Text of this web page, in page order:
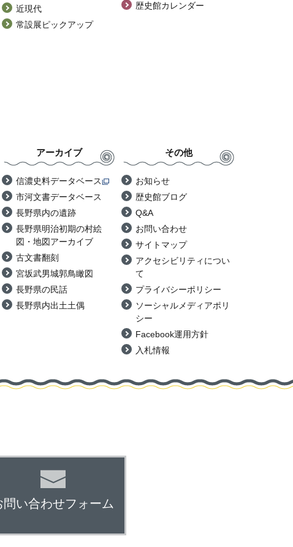
近現代
常設展ピックアップ
歴史館カレンダー
アーカイブ
信濃史料データベース
市河文書データベース
長野県内の遺跡
長野県明治初期の村絵
図・地図アーカイブ
古文書翻刻
宮坂武男城郭鳥瞰図
長野県の民話
長野県内出土土偶
その他
お知らせ
歴史館ブログ
Q&A
お問い合わせ
サイトマップ
アクセシビリティについ
て
プライバシーポリシー
ソーシャルメディアポリ
シー
Facebook運用方針
入札情報
問い合わせフォーム